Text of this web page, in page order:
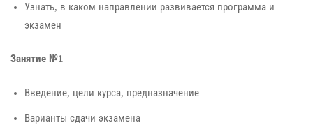
Узнать, в каком направлении развивается программа и
экзамен
Занятие №1
Введение, цели курса, предназначение
Варианты сдачи экзамена